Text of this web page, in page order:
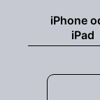
iPhone
iPad